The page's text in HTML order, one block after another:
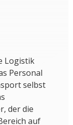
Logistik
Personal
selbst
der die
auf